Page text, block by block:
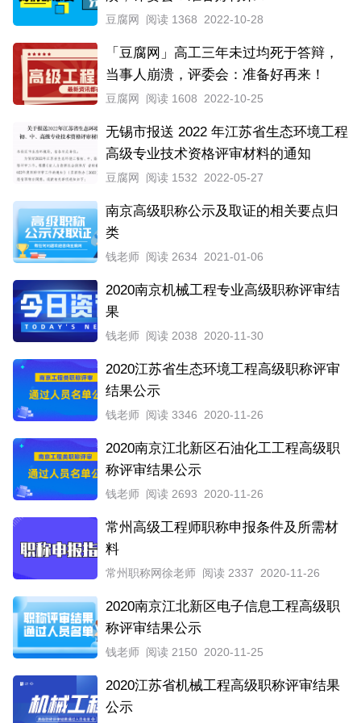
豆腐网 阅读 1368 2022-10-28
「豆腐网」高工三年未过均死于答辩，
当事人崩溃，评委会：准备好再来！
豆腐网 阅读 1608 2022-10-25
无锡市报送 2022 年江苏省生态环境工程
高级专业技术资格评审材料的通知
豆腐网 阅读 1532 2022-05-27
南京高级职称公示及取证的相关要点归
类
钱老师 阅读 2634 2021-01-06
2020南京机械工程专业高级职称评审结
果
钱老师 阅读 2038 2020-11-30
2020江苏省生态环境工程高级职称评审
结果公示
钱老师 阅读 3346 2020-11-26
2020南京江北新区石油化工工程高级职
称评审结果公示
钱老师 阅读 2693 2020-11-26
常州高级工程师职称申报条件及所需材
料
常州职称网徐老师 阅读 2337 2020-11-26
2020南京江北新区电子信息工程高级职
称评审结果公示
钱老师 阅读 2150 2020-11-25
2020江苏省机械工程高级职称评审结果
公示